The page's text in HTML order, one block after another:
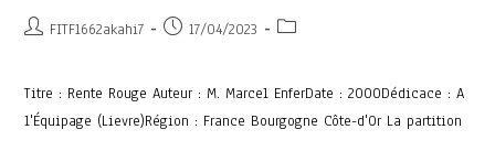
FITF1662akahi7 17/04/2023
Titre : Rente Rouge Auteur : M. Marcel EnferDate : 2000Dédicace : A
l'Équipage (Lievre)Région : France Bourgogne Côte-d'Or La partition